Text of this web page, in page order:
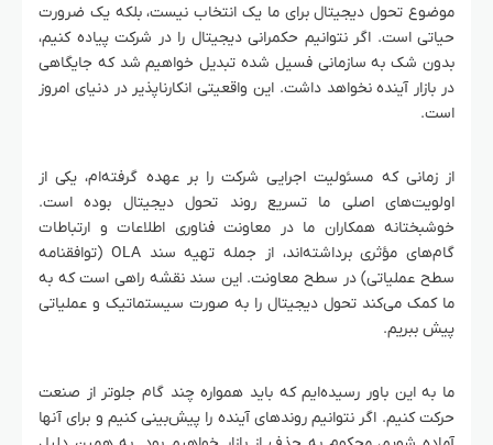
موضوع تحول دیجیتال برای ما یک انتخاب نیست، بلکه یک ضرورت
حیاتی است. اگر نتوانیم حکمرانی دیجیتال را در شرکت پیاده کنیم،
بدون شک به سازمانی فسیل شده تبدیل خواهیم شد که جایگاهی
در بازار آینده نخواهد داشت. این واقعیتی انکارناپذیر در دنیای امروز
است.
از زمانی که مسئولیت اجرایی شرکت را بر عهده گرفته‌ام، یکی از
اولویت‌های اصلی ما تسریع روند تحول دیجیتال بوده است.
خوشبختانه همکاران ما در معاونت فناوری اطلاعات و ارتباطات
گام‌های مؤثری برداشته‌اند، از جمله تهیه سند OLA (توافقنامه
سطح عملیاتی) در سطح معاونت. این سند نقشه راهی است که به
ما کمک می‌کند تحول دیجیتال را به صورت سیستماتیک و عملیاتی
پیش ببریم.
ما به این باور رسیده‌ایم که باید همواره چند گام جلوتر از صنعت
حرکت کنیم. اگر نتوانیم روندهای آینده را پیش‌بینی کنیم و برای آنها